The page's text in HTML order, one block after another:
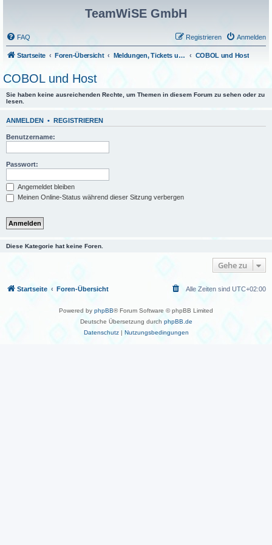
TeamWiSE GmbH
FAQ Anmelden
Registrieren
Startseite Foren-Übersicht Meldungen, Tickets und Fragen COBOL und Host
COBOL und Host
Sie haben keine ausreichenden Rechte, um Themen in diesem Forum zu sehen oder zu
lesen.
ANMELDEN • REGISTRIEREN
Benutzername:
Passwort:
Angemeldet bleiben
Meinen Online-Status während dieser Sitzung verbergen
Diese Kategorie hat keine Foren.
Gehe zu
Startseite Foren-Übersicht Alle Zeiten sind UTC+02:00
Powered by phpBB® Forum Software © phpBB Limited
Deutsche Übersetzung durch phpBB.de
Datenschutz| Nutzungsbedingungen